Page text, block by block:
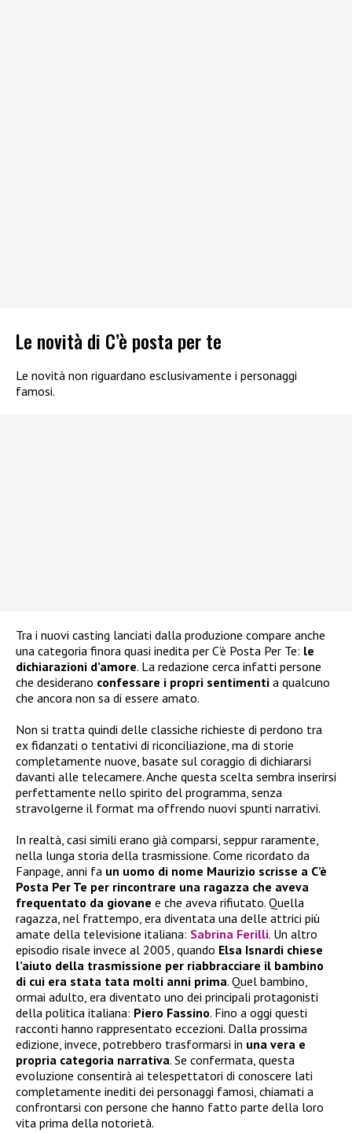
Le novità di C’è posta per te
Le novità non riguardano esclusivamente i personaggi
famosi.
Tra i nuovi casting lanciati dalla produzione compare anche
una categoria finora quasi inedita per C’è Posta Per Te: le
dichiarazioni d’amore. La redazione cerca infatti persone
che desiderano confessare i propri sentimenti a qualcuno
che ancora non sa di essere amato.
Non si tratta quindi delle classiche richieste di perdono tra
ex fidanzati o tentativi di riconciliazione, ma di storie
completamente nuove, basate sul coraggio di dichiararsi
davanti alle telecamere. Anche questa scelta sembra inserirsi
perfettamente nello spirito del programma, senza
stravolgerne il format ma offrendo nuovi spunti narrativi.
In realtà, casi simili erano già comparsi, seppur raramente,
nella lunga storia della trasmissione. Come ricordato da
Fanpage, anni fa un uomo di nome Maurizio scrisse a C’è
Posta Per Te per rincontrare una ragazza che aveva
frequentato da giovane e che aveva rifiutato. Quella
ragazza, nel frattempo, era diventata una delle attrici più
amate della televisione italiana: Sabrina Ferilli. Un altro
episodio risale invece al 2005, quando Elsa Isnardi chiese
l’aiuto della trasmissione per riabbracciare il bambino
di cui era stata tata molti anni prima. Quel bambino,
ormai adulto, era diventato uno dei principali protagonisti
della politica italiana: Piero Fassino. Fino a oggi questi
racconti hanno rappresentato eccezioni. Dalla prossima
edizione, invece, potrebbero trasformarsi in una vera e
propria categoria narrativa. Se confermata, questa
evoluzione consentirà ai telespettatori di conoscere lati
completamente inediti dei personaggi famosi, chiamati a
confrontarsi con persone che hanno fatto parte della loro
vita prima della notorietà.